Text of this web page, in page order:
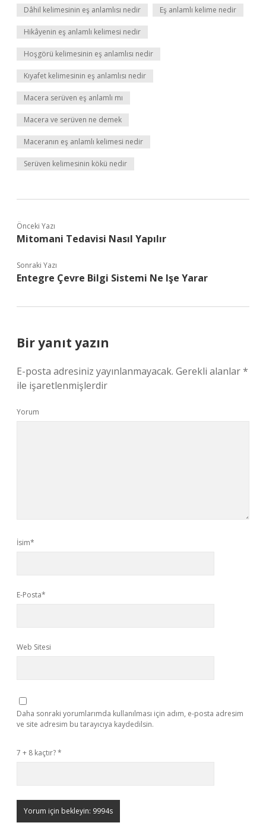
Dâhil kelimesinin eş anlamlısı nedir Eş anlamlı kelime nedir
Hikâyenin eş anlamlı kelimesi nedir
Hoşgörü kelimesinin eş anlamlısı nedir
Kıyafet kelimesinin eş anlamlısı nedir
Macera serüven eş anlamlı mı
Macera ve serüven ne demek
Maceranın eş anlamlı kelimesi nedir
Serüven kelimesinin kökü nedir
Önceki Yazı
Mitomani Tedavisi Nasıl Yapılır
Sonraki Yazı
Entegre Çevre Bilgi Sistemi Ne Işe Yarar
Bir yanıt yazın
E-posta adresiniz yayınlanmayacak. Gerekli alanlar*
ile işaretlenmişlerdir
Yorum
İsim*
E-Posta*
Web Sitesi
Daha sonraki yorumlarımda kullanılması için adım, e-posta adresim
ve site adresim bu tarayıcıya kaydedilsin.
7 + 8 kaçtır?*